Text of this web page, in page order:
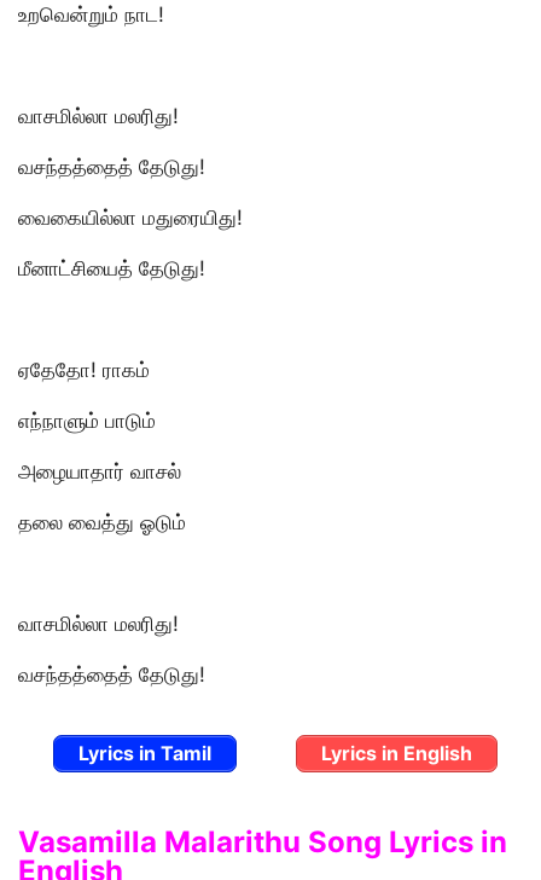
உறவென்றும் நாட!
வாசமில்லா மலரிது!
வசந்தத்தைத் தேடுது!
வைகையில்லா மதுரையிது!
மீனாட்சியைத் தேடுது!
ஏதேதோ! ராகம்
எந்நாளும் பாடும்
அழையாதார் வாசல்
தலை வைத்து ஓடும்
வாசமில்லா மலரிது!
வசந்தத்தைத் தேடுது!
Lyrics in Tamil Lyrics in English
Vasamilla Malarithu Song Lyrics in
English